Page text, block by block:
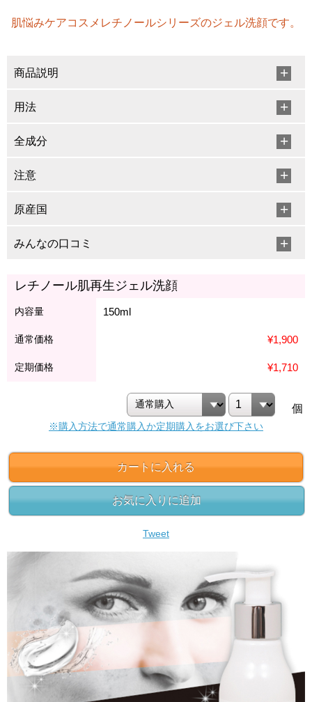
肌悩みケアコスメレチノールシリーズのジェル洗顔です。
商品説明
用法
全成分
注意
原産国
みんなの口コミ
レチノール肌再生ジェル洗顔
内容量 150ml
通常価格 ¥1,900
定期価格 ¥1,710
個
※購入方法で通常購入か定期購入をお選び下さい
カートに入れる
お気に入りに追加
Tweet